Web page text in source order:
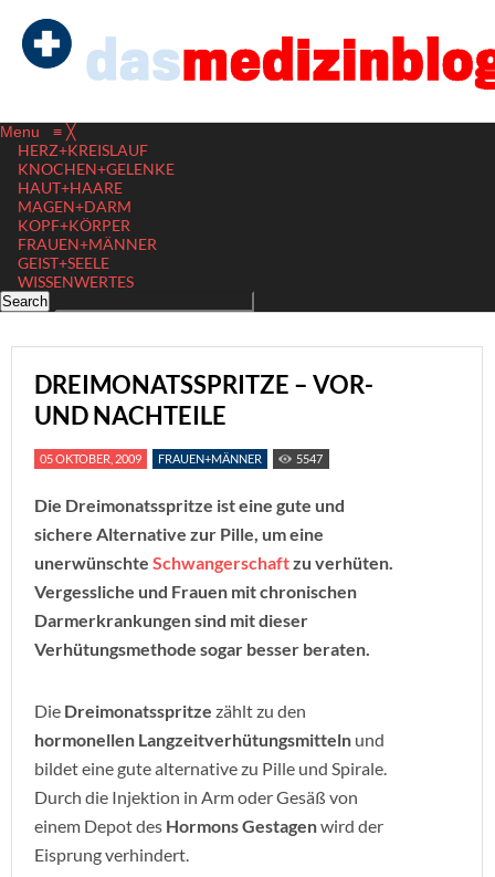
Menu ≡ ╳
HERZ+KREISLAUF
KNOCHEN+GELENKE
HAUT+HAARE
MAGEN+DARM
KOPF+KÖRPER
FRAUEN+MÄNNER
GEIST+SEELE
WISSENWERTES
DREIMONATSSPRITZE – VOR-
UND NACHTEILE
05 OKTOBER, 2009 FRAUEN+MÄNNER 5547
Die Dreimonatsspritze ist eine gute und
sichere Alternative zur Pille, um eine
unerwünschte Schwangerschaftzu verhüten.
Vergessliche und Frauen mit chronischen
Darmerkrankungen sind mit dieser
Verhütungsmethode sogar besser beraten.
Die Dreimonatsspritze zählt zu den
hormonellen Langzeitverhütungsmitteln und
bildet eine gute alternative zu Pille und Spirale.
Durch die Injektion in Arm oder Gesäß von
einem Depot des Hormons Gestagenwird der
Eisprung verhindert.